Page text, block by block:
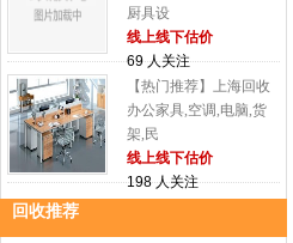
厨具设
线上线下估价
69 人关注
【热门推荐】上海回收
办公家具,空调,电脑,货
架,民
线上线下估价
198 人关注
回收推荐